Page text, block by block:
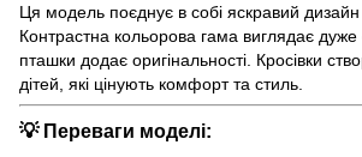
Ця модель поєднує в собі яскравий дизайн
Контрастна кольорова гама виглядає
пташки додає оригінальності. Кросівки
дітей, які цінують комфорт та стиль.
💡 Переваги моделі: